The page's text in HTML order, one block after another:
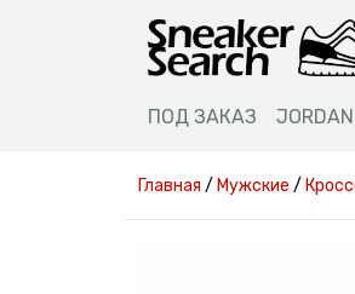
ПОД ЗАКАЗ JORDAN
Главная / Мужские /